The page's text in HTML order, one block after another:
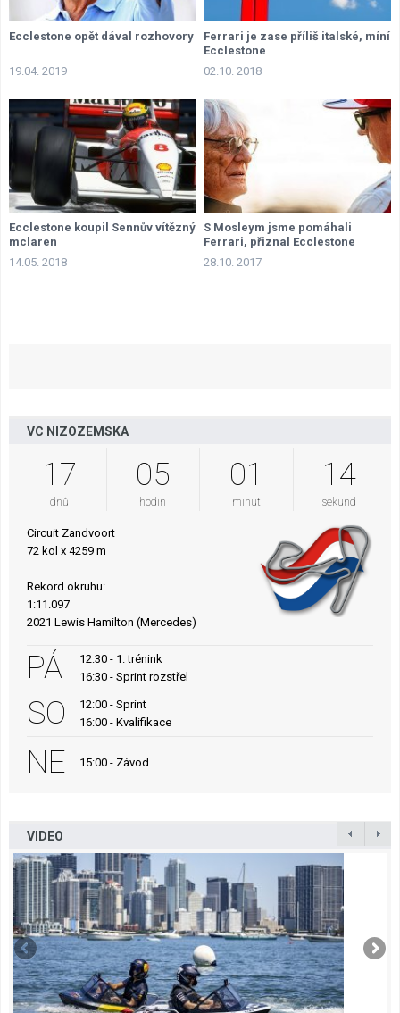
Ecclestone opět dával rozhovory
19.04. 2019
Ferrari je zase příliš italské, míní
Ecclestone
02.10. 2018
Ecclestone koupil Sennův vítězný
mclaren
14.05. 2018
S Mosleym jsme pomáhali
Ferrari, přiznal Ecclestone
28.10. 2017
VC NIZOZEMSKA
17
dnů
05
hodin
01
minut
13
sekund
Circuit Zandvoort
72 kol x 4259 m
Rekord okruhu:
1:11.097
2021 Lewis Hamilton (Mercedes)
PÁ
12:30 - 1. trénink
16:30 - Sprint rozstřel
SO
12:00 - Sprint
16:00 - Kvalifikace
NE 15:00 - Závod
VIDEO